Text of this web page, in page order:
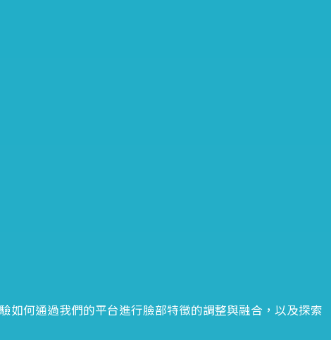
如何通過我們的平台進行臉部特徵的調整與融合，以及探索